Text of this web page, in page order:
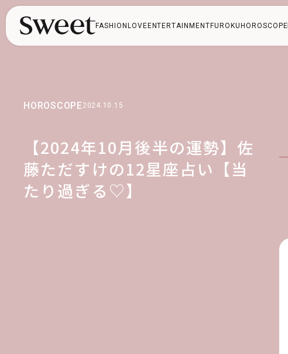
FASHION LOVE ENTERTAINMENT FUROKU HOROSCOPE
HOROSCOPE2024.10.15
【2024年10月後半の運勢】佐
藤ただすけの12星座占い【当
たり過ぎる♡】